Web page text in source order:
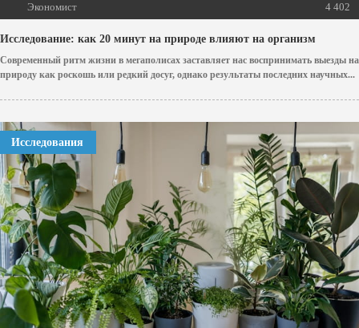
Экономист 4 402
Исследование: как 20 минут на природе влияют на организм
Современный ритм жизни в мегаполисах заставляет нас воспринимать выезды на
природу как роскошь или редкий досуг, однако результаты последних научных...
Исследования